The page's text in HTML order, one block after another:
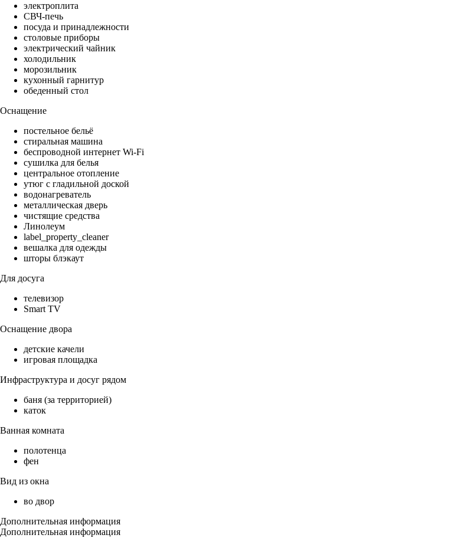
электроплита
СВЧ-печь
посуда и принадлежности
столовые приборы
электрический чайник
холодильник
морозильник
кухонный гарнитур
обеденный стол
Оснащение
постельное бельё
стиральная машина
беспроводной интернет Wi-Fi
сушилка для белья
центральное отопление
утюг с гладильной доской
водонагреватель
металлическая дверь
чистящие средства
Линолеум
label_property_cleaner
вешалка для одежды
шторы блэкаут
Для досуга
телевизор
Smart TV
Оснащение двора
детские качели
игровая площадка
Инфраструктура и досуг рядом
баня (за территорией)
каток
Ванная комната
полотенца
фен
Вид из окна
во двор
Дополнительная информация
Дополнительная информация